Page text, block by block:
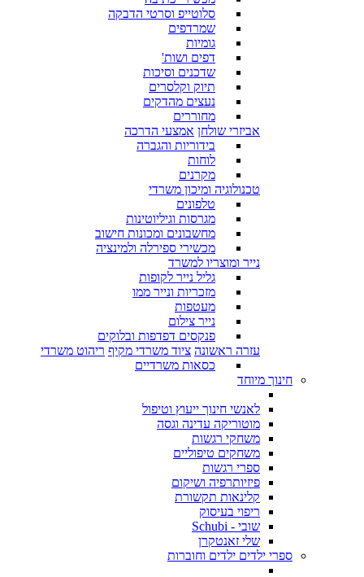
סלוטייפ וסרטי הדבקה
שמרדפים
גומיות
דפים ושות'
שדכנים וסיכות
תיוק וקלסרים
נעצים מהדקים
מחוררים
אביזרי שולחן אמצעי הדרכה
בידוריות והגברה
לוחות
מקרנים
טכנולוגיה ומיכון משרדי
טלפונים
מגרסות וגיליוטינות
מחשבונים ומכונות חישוב
מכשירי ספירלה ולמינציה
נייר ומוצריו למשרד
גליל נייר לקופות
מזכריות ונייר ממו
מעטפות
נייר צילום
פנקסים דפדפות ובלוקים
עזרה ראשונה ציוד משרדי מקיף ריהוט משרדי
כסאות משרדיים
חינוך מיוחד
לאנשי חינוך ייעוץ וטיפול
מוטוריקה עדינה וגסה
משחקי רגשות
משחקים טיפוליים
ספרי רגשות
פיזיותרפיה ושיקום
קלינאות תקשורת
ריפוי בעיסוק
שובי - Schubi
שלי זאנטקרן
ספרי ילדים ילדים וחוברות